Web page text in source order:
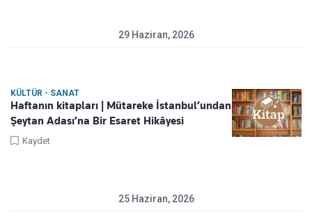
29 Haziran, 2026
KÜLTÜR - SANAT
Haftanın kitapları | Mütareke İstanbul’undan
Şeytan Adası’na Bir Esaret Hikâyesi
Kaydet
25 Haziran, 2026